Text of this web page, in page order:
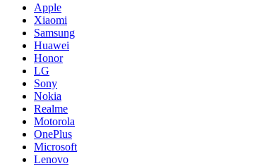
Apple
Xiaomi
Samsung
Huawei
Honor
LG
Sony
Nokia
Realme
Motorola
OnePlus
Microsoft
Lenovo